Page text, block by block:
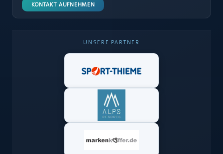
KONTAKT AUFNEHMEN
UNSERE PARTNER